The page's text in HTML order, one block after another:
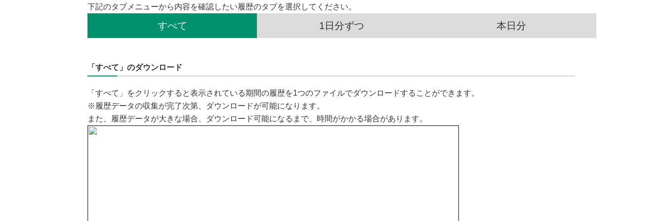
下記のタブメニューから内容を確認したい履歴のタブを選択してください。
すべて
「すべて」のダウンロード
「すべて」をクリックすると表示されている期間の履歴を1つのファイルでダウンロードすることができます。
※履歴データの収集が完了次第、ダウンロードが可能になります。
また、履歴データが大きな場合、ダウンロード可能になるまで、時間がかかる場合があります。
1日分ずつ 本日分